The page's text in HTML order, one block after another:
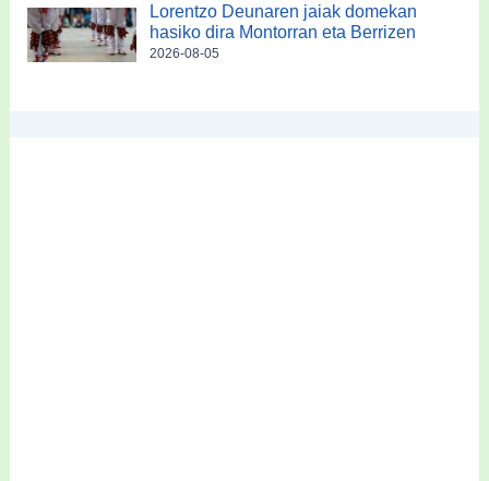
Lorentzo Deunaren jaiak domekan
hasiko dira Montorran eta Berrizen
2026-08-05